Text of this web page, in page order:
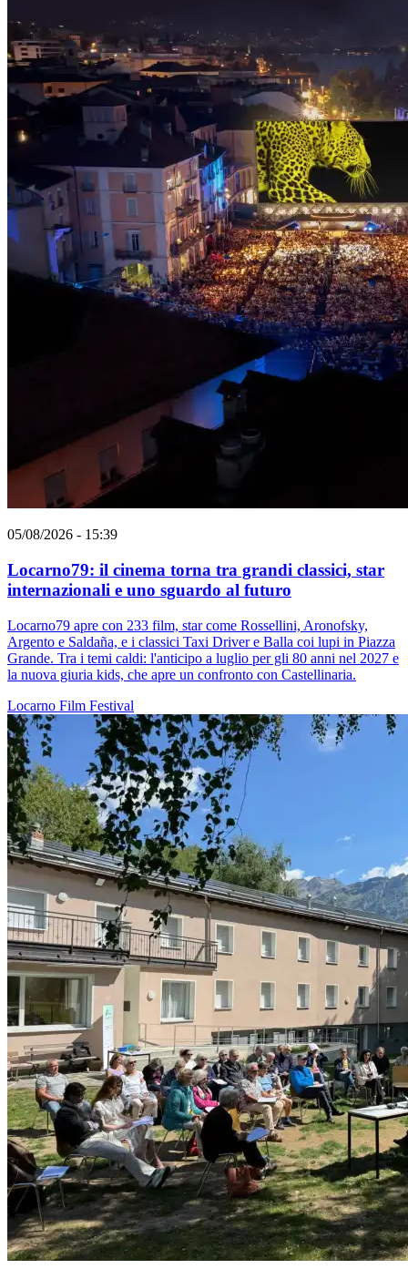
05/08/2026 - 15:39
Locarno79: il cinema torna tra grandi classici, star
internazionali e uno sguardo al futuro
Locarno79 apre con 233 film, star come Rossellini, Aronofsky,
Argento e Saldaña, e i classici Taxi Driver e Balla coi lupi in Piazza
Grande. Tra i temi caldi: l'anticipo a luglio per gli 80 anni nel 2027 e
la nuova giuria kids, che apre un confronto con Castellinaria.
Locarno Film Festival